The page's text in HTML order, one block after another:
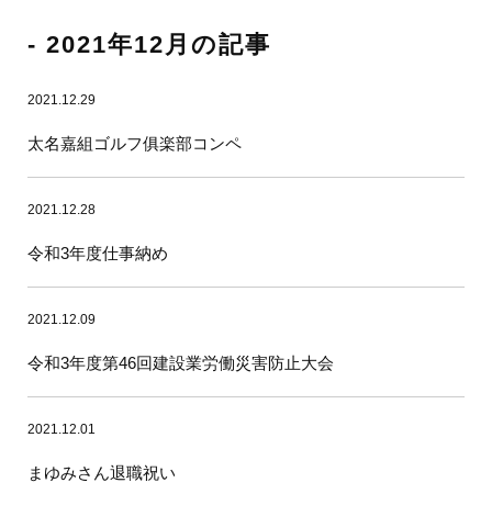
- 2021年12月の記事
2021.12.29
太名嘉組ゴルフ俱楽部コンペ
2021.12.28
令和3年度仕事納め
2021.12.09
令和3年度第46回建設業労働災害防止大会
2021.12.01
まゆみさん退職祝い